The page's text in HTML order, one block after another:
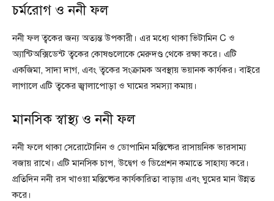
চর্মরোগ ও ননী ফল
ননী ফল ত্বকের জন্য অত্যন্ত উপকারী। এর মধ্যে থাকা ভিটামিন C ও
অ্যান্টিঅক্সিডেন্ট ত্বকের কোষগুলোকে মেরুদণ্ড থেকে রক্ষা করে। এটি
একজিমা, সাদা দাগ, এবং ত্বকের সংক্রামক অবস্থায় ভয়ানক কার্যকর। বাইরে
লাগালে এটি ত্বকের জ্বালাপোড়া ও ঘামের সমস্যা কমায়।
মানসিক স্বাস্থ্য ও ননী ফল
ননী ফলে থাকা সেরোটোনিন ও ডোপামিন মস্তিষ্কের রাসায়নিক ভারসাম্য
বজায় রাখে। এটি মানসিক চাপ, উদ্বেগ ও ডিপ্রেশন কমাতে সাহায্য করে।
প্রতিদিন ননী রস খাওয়া মস্তিষ্কের কার্যকারিতা বাড়ায় এবং ঘুমের মান উন্নত
করে।